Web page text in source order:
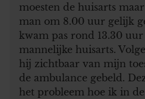
moesten de huisarts
man om 8.00 uur gelijk
kwam pas rond 13.30
mannelijke huisarts.
hij zichtbaar van mijn
de ambulance gebeld.
het probleem hoe ik in